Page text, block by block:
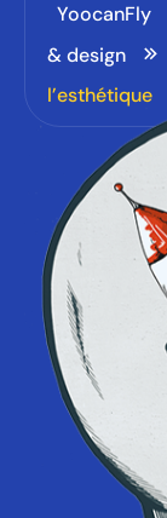
YoocanFly
& design
l’esthétique